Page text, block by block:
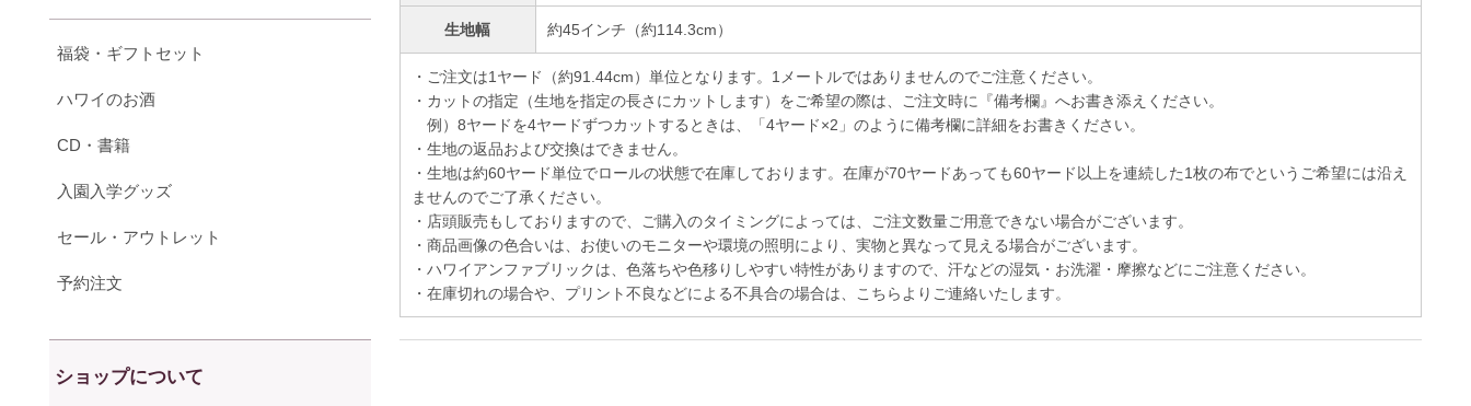
生地幅 約45インチ（約114.3cm）
・ご注文は1ヤード（約91.44cm）単位となります。1メートルではありませんのでご注意ください。
・カットの指定（生地を指定の長さにカットします）をご希望の際は、ご注文時に『備考欄』へお書き添えください。
例）8ヤードを4ヤードずつカットするときは、「4ヤード×2」のように備考欄に詳細をお書きください。
・生地の返品および交換はできません。
・生地は約60ヤード単位でロールの状態で在庫しております。在庫が70ヤードあっても60ヤード以上を連続した1枚の布でというご希望には沿え
ませんのでご了承ください。
・店頭販売もしておりますので、ご購入のタイミングによっては、ご注文数量ご用意できない場合がございます。
・商品画像の色合いは、お使いのモニターや環境の照明により、実物と異なって見える場合がございます。
・ハワイアンファブリックは、色落ちや色移りしやすい特性がありますので、汗などの湿気・お洗濯・摩擦などにご注意ください。
・在庫切れの場合や、プリント不良などによる不具合の場合は、こちらよりご連絡いたします。
福袋・ギフトセット
ハワイのお酒
CD・書籍
入園入学グッズ
セール・アウトレット
予約注文
ショップについて